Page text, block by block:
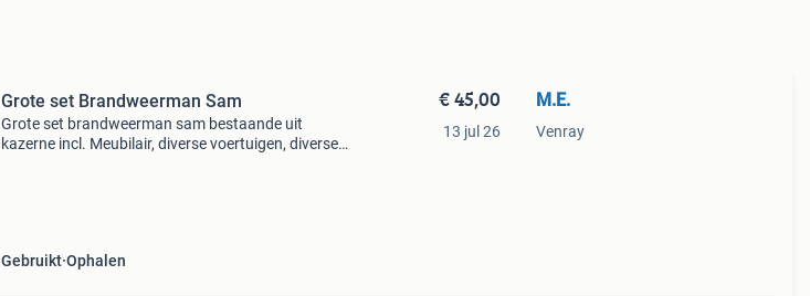
Grote set Brandweerman Sam
Grote set brandweerman sam bestaande uit
kazerne incl. Meubilair, diverse voertuigen, diverse
Gebruikt Ophalen
€ 45,00
13 jul 26
M.E.
Venray